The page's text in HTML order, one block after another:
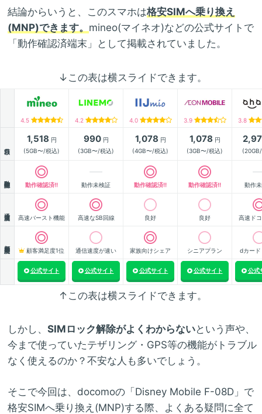
結論からいうと、このスマホは格安SIMへ乗り換え
(MNP)できます。 mineo(マイネオ)などの公式サイトで
「動作確認済端末」として掲載されていました。
↓この表は横スライドできます。
4.5 4.2 4.0 3.9 3.8
1,518 円
(5GB〜/税込)
990円
(3GB〜/税込)
1,078 円
(4GB〜/税込)
1,078 円
(3GB〜/税込)
動作確認済!! 動作未検証 動作確認済!! 動作確認済!! 動作
高速バースト機能 高速なSB回線 良好 良好 高速ド
顧客満足度1位 通信速度が速い 家族向けシェア シニアプラン dカード
公式サイト 公式サイト 公式サイト 公式サイト 公式
↑この表は横スライドできます。
しかし、 SIMロック解除がよくわからないという声や、
今まで使っていたテザリング・GPS等の機能がトラブル
なく使えるのか？不安な人も多いでしょう。
そこで今回は、docomoの「Disney Mobile F-08D」で
格安SIMへ乗り換え(MNP)する際、よくある疑問に全て